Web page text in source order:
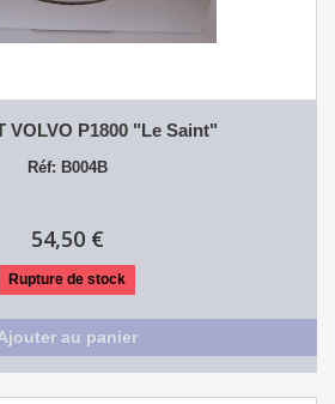
VOLVO P1800 "Le Saint"
Réf: B004B
54,50 €
Rupture de stock
au panier